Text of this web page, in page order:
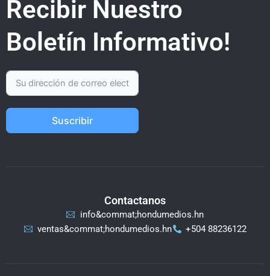
Recibir Nuestro
Boletín Informativo!
Suscribir
Contactanos
info&commat;hondumedios.hn
ventas&commat;hondumedios.hn
+504 88236122